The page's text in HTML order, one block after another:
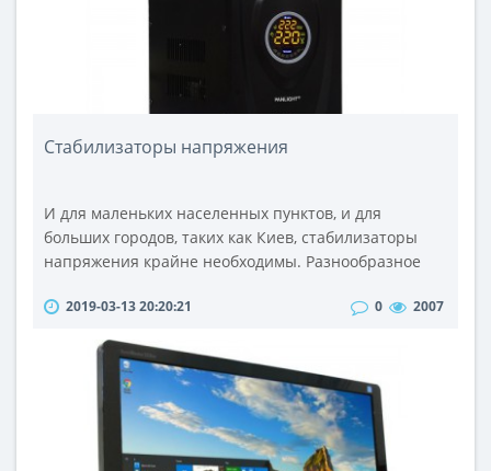
Стабилизаторы напряжения
И для маленьких населенных пунктов, и для
больших городов, таких как Киев, стабилизаторы
напряжения крайне необходимы. Разнообразное
облегчает все сферы жизни и делает их
потенциалов – это те параметры электрического
тока, которые иногда бывают непостоянны. Этот
фактор негативно влияет на электротехнику, прив..
2019-03-13 20:20:21 0 2007